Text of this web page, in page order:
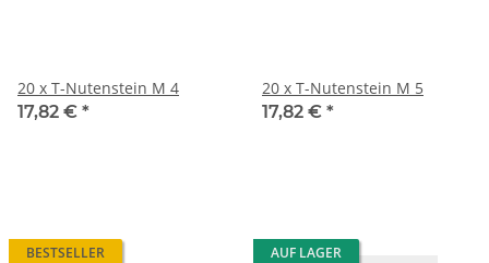
20 x T-Nutenstein M 4
17,82 € *
20 x T-Nutenstein M 5
17,82 € *
BESTSELLER AUF LAGER